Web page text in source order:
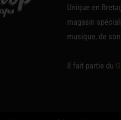
Unique en
magasin
musique, de
Il fait partie du